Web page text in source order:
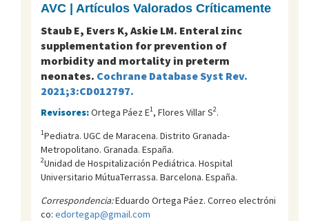
AVC | Artículos Valorados Críticamente
Staub E, Evers K, Askie LM. Enteral zinc
supplementation for prevention of
morbidity and mortality in preterm
neonates. Cochrane Database Syst Rev.
2021;3:CD012797.
Revisores:Ortega Páez E1, Flores Villar S2.
1Pediatra. UGC de Maracena. Distrito Granada-
Metropolitano. Granada. España.
2Unidad de Hospitalización Pediátrica. Hospital
Universitario MútuaTerrassa. Barcelona. España.
Correspondencia:Eduardo Ortega Páez. Correo electróni
co: edortegap@gmail.com